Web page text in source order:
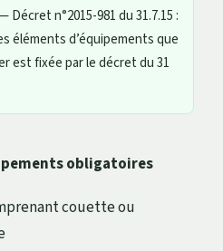
Décret n°2015-981 du 31.7.15 :
éléments d’équipements que
est fixée par le décret du 31
obligatoires
couette ou